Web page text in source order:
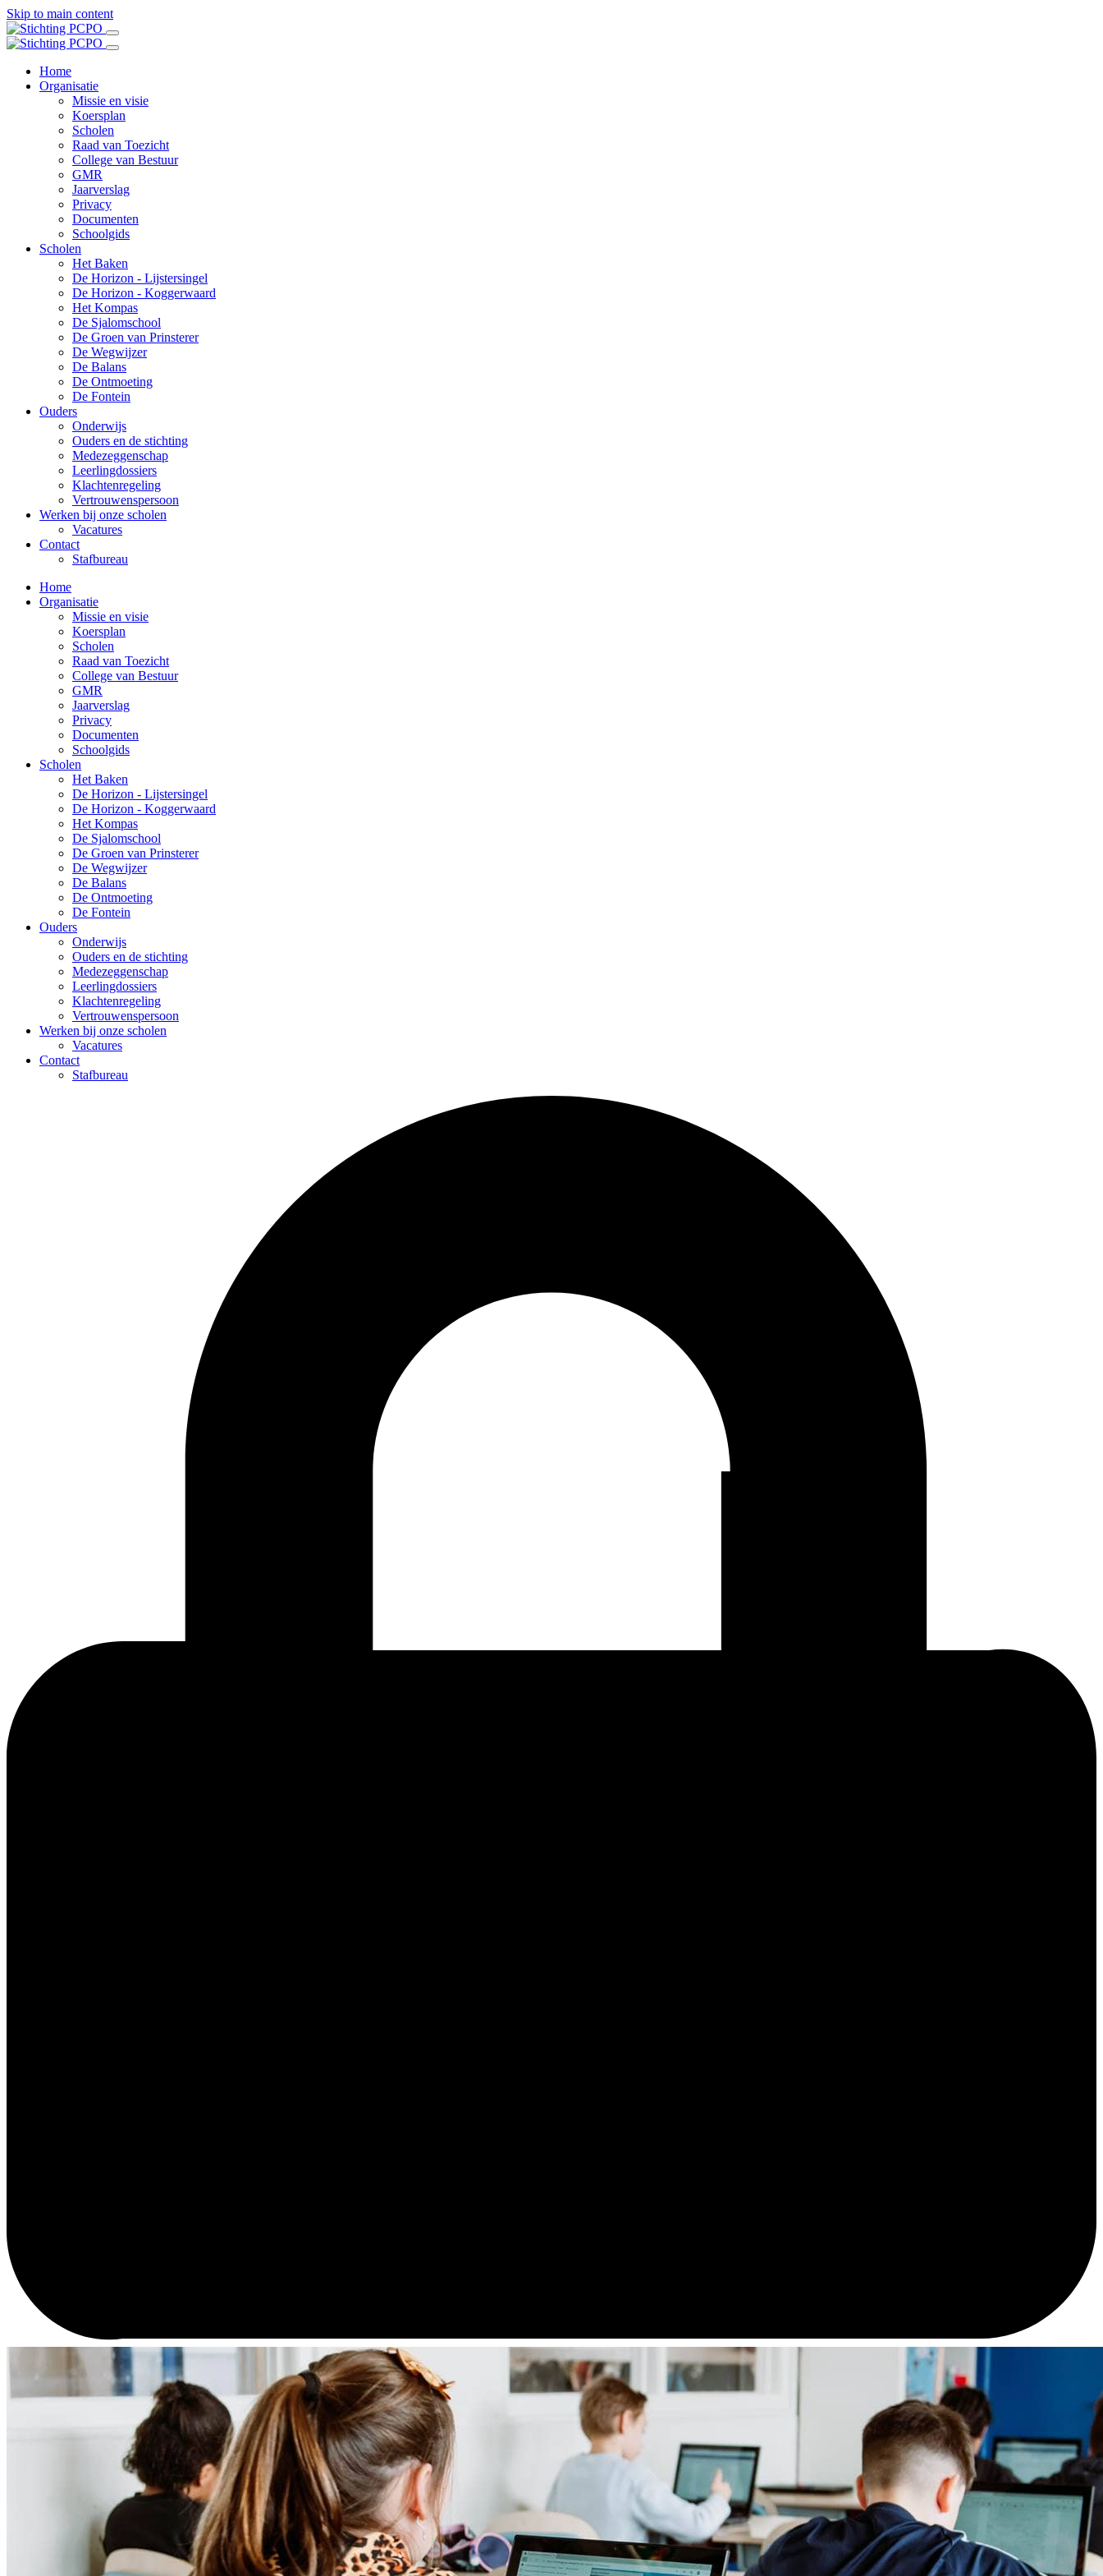
Skip to main content
Home
Organisatie
Missie en visie
Koersplan
Scholen
Raad van Toezicht
College van Bestuur
GMR
Jaarverslag
Privacy
Documenten
Schoolgids
Scholen
Het Baken
De Horizon - Lijstersingel
De Horizon - Koggerwaard
Het Kompas
De Sjalomschool
De Groen van Prinsterer
De Wegwijzer
De Balans
De Ontmoeting
De Fontein
Ouders
Onderwijs
Ouders en de stichting
Medezeggenschap
Leerlingdossiers
Klachtenregeling
Vertrouwenspersoon
Werken bij onze scholen
Vacatures
Contact
Stafbureau
Home
Organisatie
Missie en visie
Koersplan
Scholen
Raad van Toezicht
College van Bestuur
GMR
Jaarverslag
Privacy
Documenten
Schoolgids
Scholen
Het Baken
De Horizon - Lijstersingel
De Horizon - Koggerwaard
Het Kompas
De Sjalomschool
De Groen van Prinsterer
De Wegwijzer
De Balans
De Ontmoeting
De Fontein
Ouders
Onderwijs
Ouders en de stichting
Medezeggenschap
Leerlingdossiers
Klachtenregeling
Vertrouwenspersoon
Werken bij onze scholen
Vacatures
Contact
Stafbureau